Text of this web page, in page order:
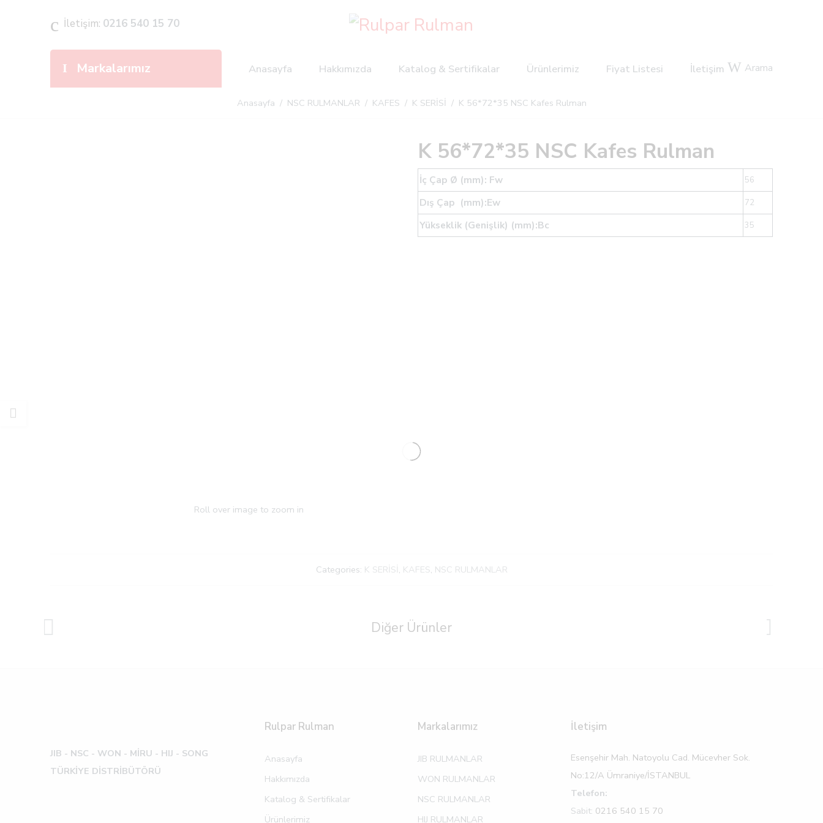
İletişim: 0216 540 15 70
Markalarımız Anasayfa Hakkımızda Katalog & Sertifikalar Ürünlerimiz Fiyat Listesi İletişim Arama
Anasayfa / NSC RULMANLAR / KAFES / K SERİSİ / K 56*72*35 NSC Kafes Rulman
Roll over image to zoom in
K 56*72*35 NSC Kafes Rulman
İç Çap Ø (mm): Fw 56
Dış Çap (mm):Ew 72
Yükseklik (Genişlik) (mm):Bc 35
Categories: K SERİSİ , KAFES, NSC RULMANLAR
Diğer Ürünler
JIB - NSC - WON - MİRU - HIJ - SONG
TÜRKİYE DİSTRİBÜTÖRÜ
Rulpar Rulman
Anasayfa
Hakkımızda
Katalog & Sertifikalar
Ürünlerimiz
Markalarımız
JIB RULMANLAR
WON RULMANLAR
NSC RULMANLAR
HIJ RULMANLAR
İletişim
Esenşehir Mah. Natoyolu Cad. Mücevher Sok.
No:12/A Ümraniye/İSTANBUL
Telefon:
Sabit: 0216 540 15 70